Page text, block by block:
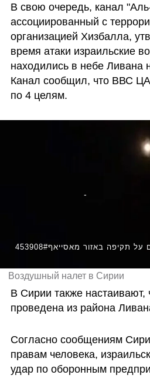
В свою очередь, канал
ассоциированный с
организацией Хизбалла,
время атаки израильские
находились в небе Ливана
Канал сообщил, что ВВС
по 4 целям.
Воздушный налет в Сирии
В Сирии также настаивают,
проведена из района
Согласно сообщениям
правам человека,
удар по оборонным